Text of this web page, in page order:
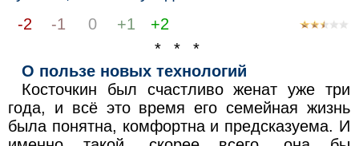
-2
-1 0 +1
+2
* * *
О пользе новых технологий
Косточкин был счастливо женат уже три
года, и всё это время его семейная жизнь
была понятна, комфортна и предсказуема. И